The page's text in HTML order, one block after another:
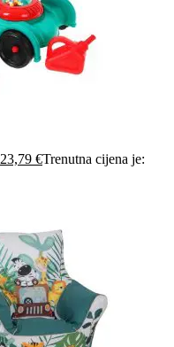
23,79 €Trenutna cijena je: